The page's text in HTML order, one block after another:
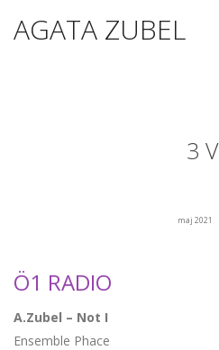
AGATA ZUBEL
3 V
maj 2021
Ö1 RADIO
A.Zubel – Not I
Ensemble Phace